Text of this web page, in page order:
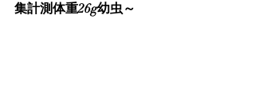
集計測体重26g幼虫～